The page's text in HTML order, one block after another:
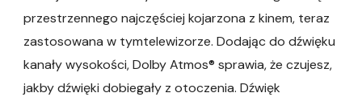
przestrzennego najczęściej kojarzona z kinem, teraz
zastosowana w tymtelewizorze. Dodając do dźwięku
kanały wysokości, Dolby Atmos® sprawia, że​​ czujesz,
jakby dźwięki dobiegały z otoczenia. Dźwięk